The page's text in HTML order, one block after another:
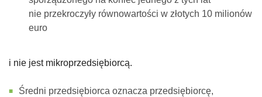
nie przekroczyły równowartości w złotych 10 milionów
euro
i nie jest mikroprzedsiębiorcą.
Średni przedsiębiorca oznacza przedsiębiorcę,